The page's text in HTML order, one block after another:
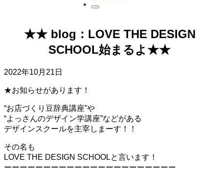
★★ blog：LOVE THE DESIGN
SCHOOL始まるよ★★
2022年10月21日
★お知らせがあります！
“お店づくり豆辞典講座”や
“よっさんのデザイン学講座”などがある
デザインスクールを主宰しまーす！！
その名も
LOVE THE DESIGN SCHOOLと言います！
ーーーーーーーーーーーーーーーーーーーーーー